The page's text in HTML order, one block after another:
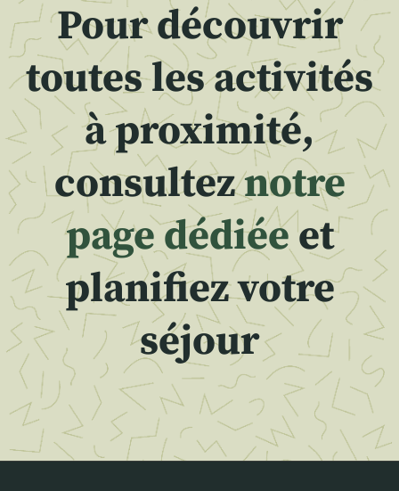
Pour découvrir
toutes les activités
à proximité,
consulteznotre
page dédiéeet
planifiez votre
séjour